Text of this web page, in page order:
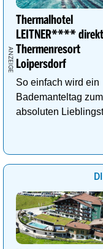
Thermalhotel
LEITNER****
Thermenresort
Loipersdorf
So einfach wird ein
Bademanteltag zum
absoluten